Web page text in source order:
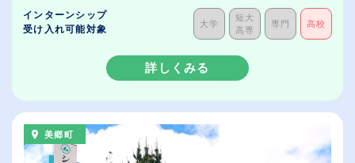
インターンシップ
受け入れ可能対象
大学
短大
高専
専門 高校
詳しくみる
美郷町